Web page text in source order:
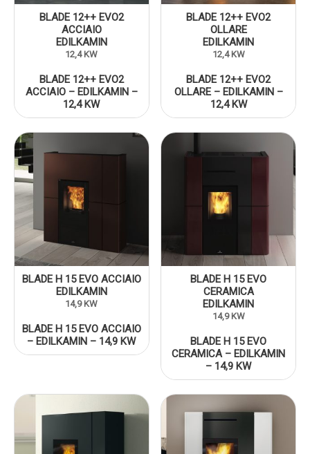
BLADE 12++ EVO2
ACCIAIO
EDILKAMIN
12,4 KW
BLADE 12++ EVO2
ACCIAIO – EDILKAMIN –
12,4 KW
BLADE 12++ EVO2
OLLARE
EDILKAMIN
12,4 KW
BLADE 12++ EVO2
OLLARE – EDILKAMIN –
12,4 KW
BLADE H 15 EVO ACCIAIO
EDILKAMIN
14,9 KW
BLADE H 15 EVO ACCIAIO
– EDILKAMIN – 14,9 KW
BLADE H 15 EVO
CERAMICA
EDILKAMIN
14,9 KW
BLADE H 15 EVO
CERAMICA – EDILKAMIN
– 14,9 KW